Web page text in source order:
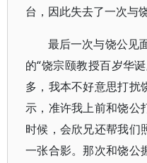
台，因此失去了一次与
最后一次与饶公见
的“饶宗颐教授百岁华
多，我本不好意思打扰
示，准许我上前和饶公
时候，会欣兄还帮我们
一张合影。那次和饶公